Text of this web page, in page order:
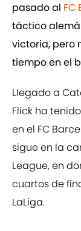
pasado al FC
táctico
victoria, pero
tiempo en el
Llegado a
Flick ha
en el FC
sigue en la
League, en
cuartos de
LaLiga.